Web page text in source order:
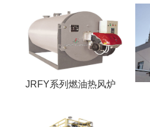
JRFY系列燃油热风炉